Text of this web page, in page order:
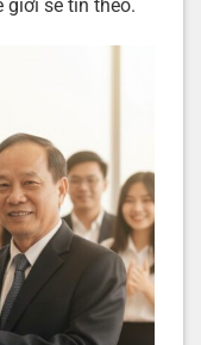
giới sẽ tin theo.